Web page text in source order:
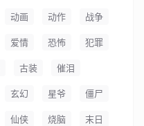
动画 动作 战争
爱情 恐怖 犯罪
古装 催泪
玄幻 星爷 僵尸
仙侠 烧脑 末日